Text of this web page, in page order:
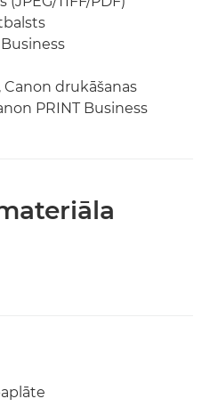
drukāšanas
PRINT Business